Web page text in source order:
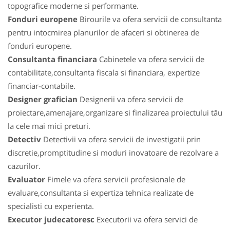
topografice moderne si performante.
Fonduri europene Birourile va ofera servicii de consultanta
pentru intocmirea planurilor de afaceri si obtinerea de
fonduri europene.
Consultanta financiara Cabinetele va ofera servicii de
contabilitate,consultanta fiscala si financiara, expertize
financiar-contabile.
Designer grafician Designerii va ofera servicii de
proiectare,amenajare,organizare si finalizarea proiectului tău
la cele mai mici preturi.
Detectiv Detectivii va ofera servicii de investigatii prin
discretie,promptitudine si moduri inovatoare de rezolvare a
cazurilor.
Evaluator Fimele va ofera servicii profesionale de
evaluare,consultanta si expertiza tehnica realizate de
specialisti cu experienta.
Executor judecatoresc Executorii va ofera servici de